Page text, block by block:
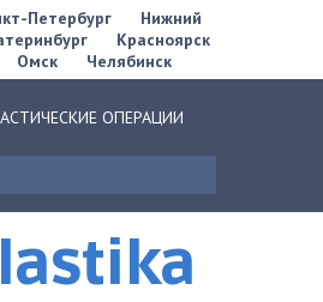
Петербург
Нижний
Красноярск
Омск Челябинск
ОПЕРАЦИИ